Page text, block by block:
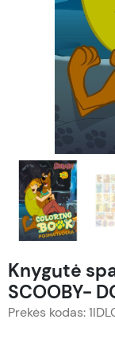
Knygutė
SCOOBY-
Prekės kodas: